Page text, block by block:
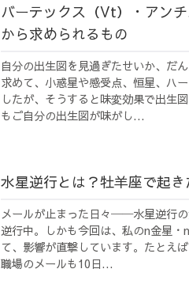
バーテックス（Vt）・アン
から求められるもの
自分の出生図を見過ぎたせいか、だ
求めて、小惑星や感受点、恒星、ハ
したが、そうすると味変効果で出生
もご自分の出生図が味がし...
水星逆行とは？牡羊座で起
メールが止まった日々──水星逆行
逆行中。しかも今回は、私のn金星
て、影響が直撃しています。たとえ
職場のメールも10日...